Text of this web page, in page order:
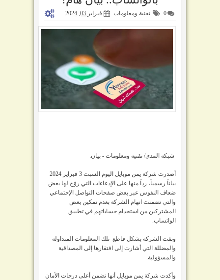
0 تقنية ومعلومات فبراير 03, 2024
شبكة المدى/ تقنية ومعلومات - بيان:
أصدرت شركة يمن موبايل اليوم السبت 3 فبراير 2024
بياناً رسمياً، رداً منها على الإدعاءات التي روّج لها بعض
ضعاف النفوس عبر بعض صفحات التواصل الإجتماعي
والتي تضمنت اتهام الشركة بعدم تمكين بعض
المشتركين من استخدام حساباتهم في تطبيق
الواتساب.
ونفت الشركة بشكل قاطع تلك المعلومات المتداولة
والمضللة التي أشارت إلى افتقارها إلى المصداقية
والمسؤولية.
وأكدت شركة يمن موبايل أنها تضمن أعلى درجات الأمان